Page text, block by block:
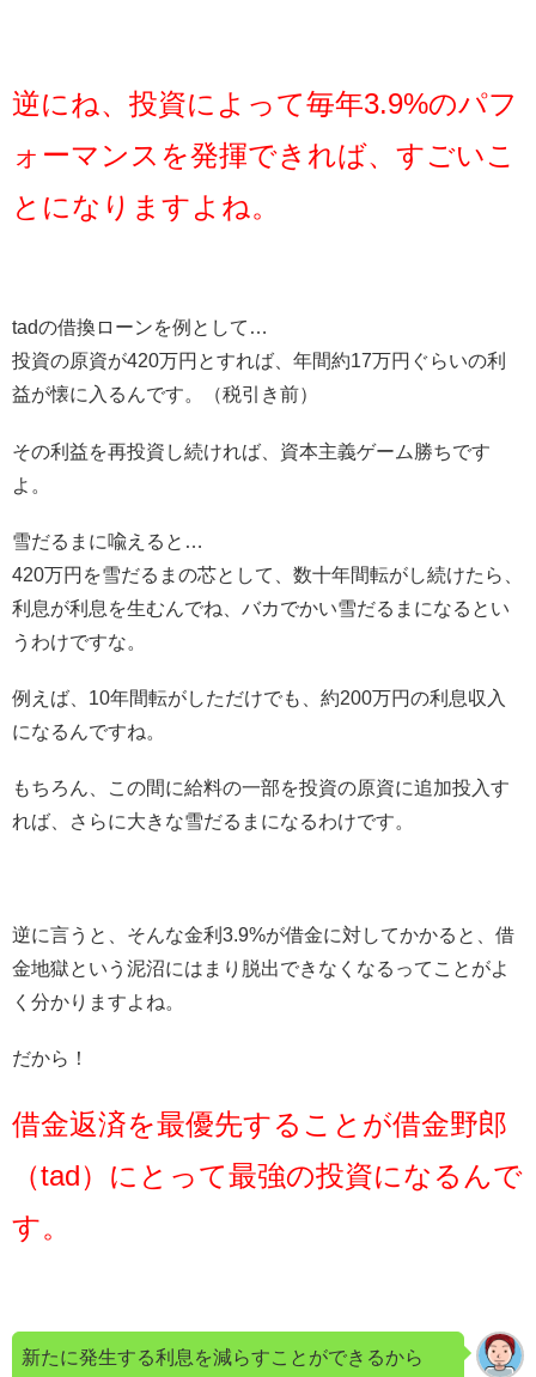
逆にね、投資によって毎年3.9%のパフ
ォーマンスを発揮できれば、すごいこ
とになりますよね。
tadの借換ローンを例として…
投資の原資が420万円とすれば、年間約17万円ぐらいの利
益が懐に入るんです。（税引き前）
その利益を再投資し続ければ、資本主義ゲーム勝ちです
よ。
雪だるまに喩えると…
420万円を雪だるまの芯として、数十年間転がし続けたら、
利息が利息を生むんでね、バカでかい雪だるまになるとい
うわけですな。
例えば、10年間転がしただけでも、約200万円の利息収入
になるんですね。
もちろん、この間に給料の一部を投資の原資に追加投入す
れば、さらに大きな雪だるまになるわけです。
逆に言うと、そんな金利3.9%が借金に対してかかると、借
金地獄という泥沼にはまり脱出できなくなるってことがよ
く分かりますよね。
だから！
借金返済を最優先することが借金野郎
（tad）にとって最強の投資になるんで
す。
新たに発生する利息を減らすことができるから